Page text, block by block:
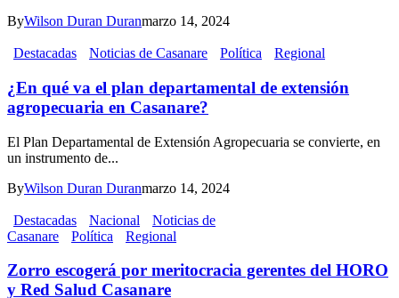
ByWilson Duran Duranmarzo 14, 2024
Destacadas Noticias de Casanare Política Regional
¿En qué va el plan departamental de extensión
agropecuaria en Casanare?
El Plan Departamental de Extensión Agropecuaria se convierte, en
un instrumento de...
ByWilson Duran Duranmarzo 14, 2024
Destacadas Nacional
Noticias de
Casanare
Política Regional
Zorro escogerá por meritocracia gerentes del HORO
y Red Salud Casanare